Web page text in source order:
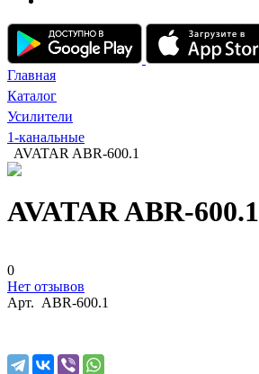
Главная
Каталог
Усилители
1-канальные
AVATAR ABR-600.1
AVATAR ABR-600.1
0
Нет отзывов
Арт. ABR-600.1